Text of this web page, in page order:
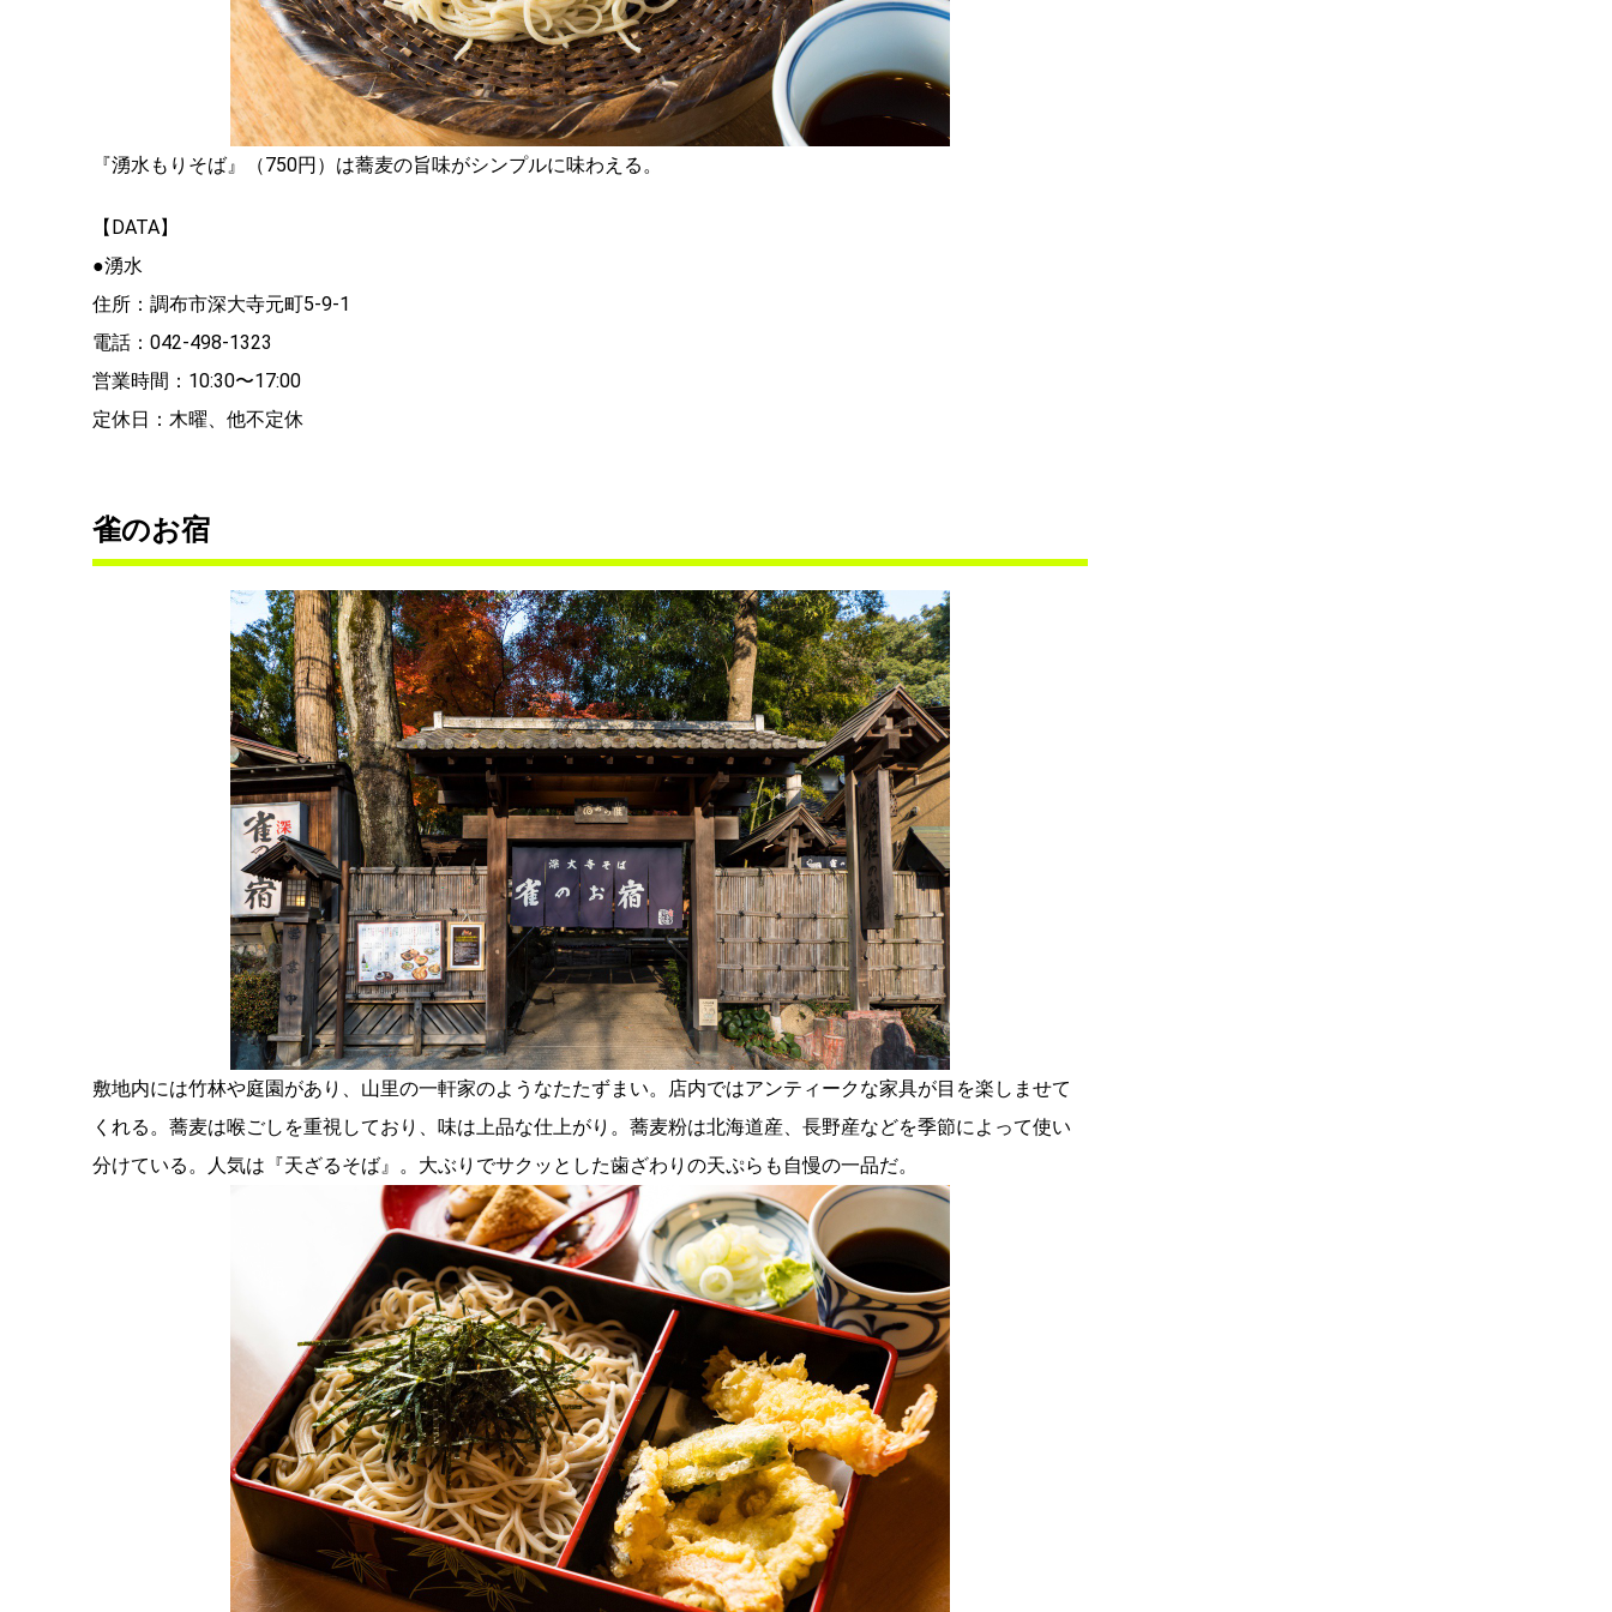
『湧水もりそば』（750円）は蕎麦の旨味がシンプルに味わえる。
【DATA】
●湧水
住所：調布市深大寺元町5-9-1
電話：042-498-1323
営業時間：10:30〜17:00
定休日：木曜、他不定休
雀のお宿
敷地内には竹林や庭園があり、山里の一軒家のようなたたずまい。店内ではアンティークな家具が目を楽しませて
くれる。蕎麦は喉ごしを重視しており、味は上品な仕上がり。蕎麦粉は北海道産、長野産などを季節によって使い
分けている。人気は『天ざるそば』。大ぶりでサクッとした歯ざわりの天ぷらも自慢の一品だ。